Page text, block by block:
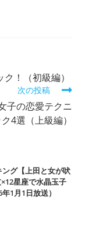
！（初級編）
次の投稿
子の恋愛テクニ
4選（上級編）
グ【上田と女が吠
星座で水晶玉子
1月1日放送）